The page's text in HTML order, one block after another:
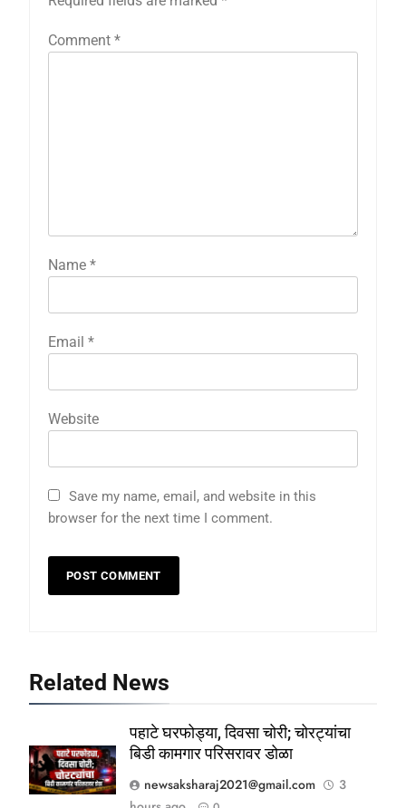
Comment *
Name *
Email *
Website
Save my name, email, and website in this
browser for the next time I comment.
Related News
पहाटे घरफोड्या, दिवसा चोरी; चोरट्यांचा
बिडी कामगार परिसरावर डोळा
newsaksharaj2021@gmail.com
3